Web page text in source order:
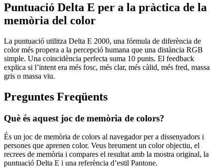
Puntuació Delta E per a la pràctica de la
memòria del color
La puntuació utilitza Delta E 2000, una fórmula de diferència de
color més propera a la percepció humana que una distància RGB
simple. Una coincidència perfecta suma 10 punts. El feedback
explica si l’intent era més fosc, més clar, més càlid, més fred, massa
gris o massa viu.
Preguntes Freqüents
Què és aquest joc de memòria de colors?
És un joc de memòria de colors al navegador per a dissenyadors i
persones que aprenen color. Veus breument un color objectiu, el
recrees de memòria i compares el resultat amb la mostra original, la
puntuació Delta E i una referència d’estil Pantone.